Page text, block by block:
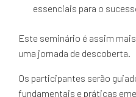
essenciais para o
Este seminário é assim
uma jornada de descoberta.
Os participantes serão
fundamentais e práticas